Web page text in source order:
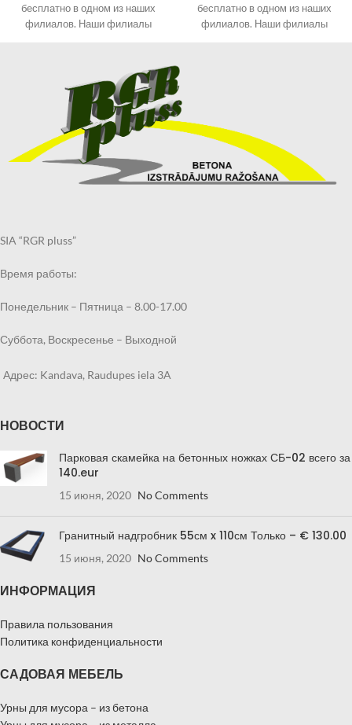
бесплатно в одном из наших
филиалов. Наши филиалы
При оформлении заказа
выберите «Самовывоз в
Кандаве» и в примечаниях
укажите филиал, в котором
хотите получить могильный
бордюр.
Получить заказанный
могильный бордюр по
Срок выполнения заказа 2
бесплатно в одном из наших
филиалов. Наши филиалы
хотите получить могильный
бордюр.
Получить заказанный
могильный бордюр по
SIA “RGR pluss”
Время работы:
Понедельник – Пятница – 8.00-17.00
Суббота, Воскресенье – Выходной
Адрес: Kandava, Raudupes iela 3A
НОВОСТИ
Парковая скамейка на бетонных ножках СБ-02 всего за
140.eur
15 июня, 2020 No Comments
Гранитный надгробник 55см x 110см Только – € 130.00
15 июня, 2020 No Comments
ИНФОРМАЦИЯ
Правила пользования
Политика конфиденциальности
САДОВАЯ МЕБЕЛЬ
Урны для мусора – из бетона